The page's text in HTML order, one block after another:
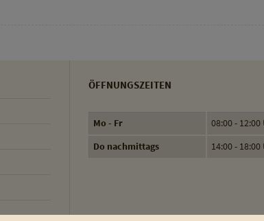
ÖFFNUNGSZEITEN
Mo - Fr
08:00 - 12:00
Do nachmittags
14:00 - 18:00